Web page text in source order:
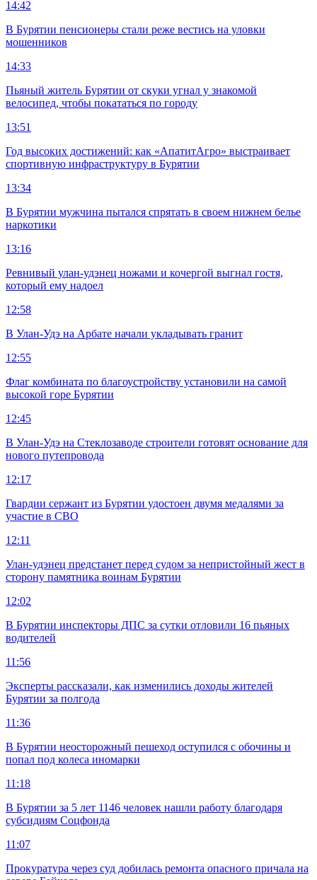
14:42
В Бурятии пенсионеры стали реже вестись на уловки
мошенников
14:33
Пьяный житель Бурятии от скуки угнал у знакомой
велосипед, чтобы покататься по городу
13:51
Год высоких достижений: как «АпатитАгро» выстраивает
спортивную инфраструктуру в Бурятии
13:34
В Бурятии мужчина пытался спрятать в своем нижнем белье
наркотики
13:16
Ревнивый улан-удэнец ножами и кочергой выгнал гостя,
который ему надоел
12:58
В Улан-Удэ на Арбате начали укладывать гранит
12:55
Флаг комбината по благоустройству установили на самой
высокой горе Бурятии
12:45
В Улан-Удэ на Стеклозаводе строители готовят основание для
нового путепровода
12:17
Гвардии сержант из Бурятии удостоен двумя медалями за
участие в СВО
12:11
Улан-удэнец предстанет перед судом за непристойный жест в
сторону памятника воинам Бурятии
12:02
В Бурятии инспекторы ДПС за сутки отловили 16 пьяных
водителей
11:56
Эксперты рассказали, как изменились доходы жителей
Бурятии за полгода
11:36
В Бурятии неосторожный пешеход оступился с обочины и
попал под колеса иномарки
11:18
В Бурятии за 5 лет 1146 человек нашли работу благодаря
субсидиям Соцфонда
11:07
Прокуратура через суд добилась ремонта опасного причала на